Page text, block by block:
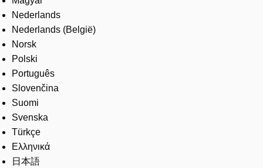
Nederlands
Nederlands (België)
Norsk
Polski
Português
Slovenčina
Suomi
Svenska
Türkçe
Ελληνικά
日本語